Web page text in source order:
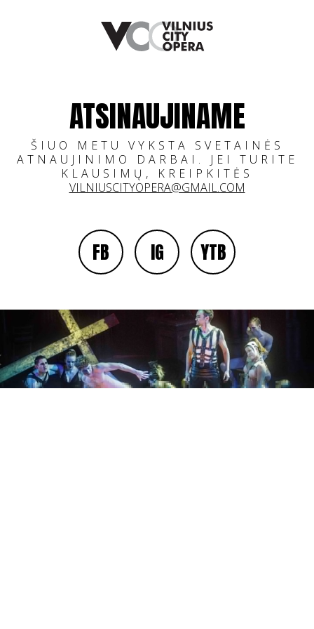
ATSINAUJINAME
ŠIUO METU VYKSTA SVETAINĖS
ATNAUJINIMO DARBAI. JEI TURITE
KLAUSIMŲ, KREIPKITĖS
VILNIUSCITYOPERA@GMAIL.COM
FB IG YTB